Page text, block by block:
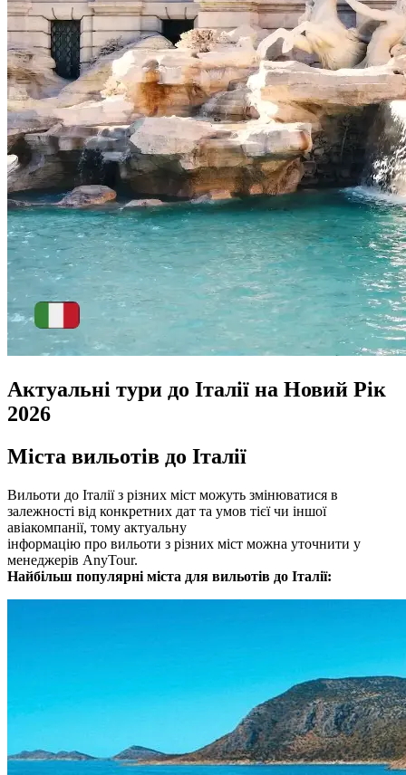
Актуальні тури до Італії на Новий Рік
2026
Міста вильотів до Італії
Вильоти до Італії з різних міст можуть змінюватися в
залежності від конкретних дат та умов тієї чи іншої
авіакомпанії, тому актуальну
інформацію про вильоти з різних міст можна уточнити у
менеджерів AnyTour.
Найбільш популярні міста для вильотів до Італії: